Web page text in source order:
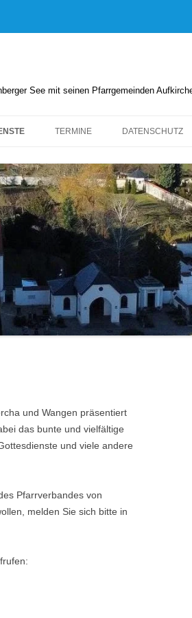
See mit seinen Pfarrgemeinden
TERMINE DATENSCHUTZ
und Wangen präsentiert
das bunte und vielfältige
und viele andere
Pfarrverbandes von
melden Sie sich bitte in